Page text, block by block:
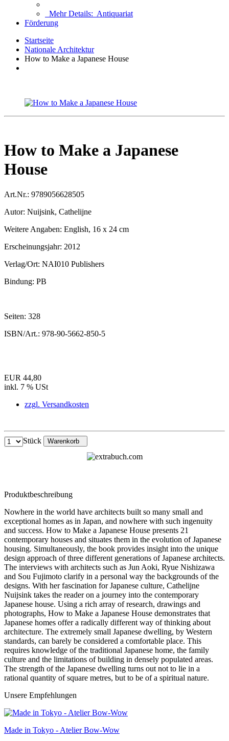
Mehr Details: Antiquariat
Förderung
Startseite
Nationale Architektur
How to Make a Japanese House
How to Make a Japanese
House
Art.Nr.: 9789056628505
Autor: Nuijsink, Cathelijne
Weitere Angaben: English, 16 x 24 cm
Erscheinungsjahr: 2012
Verlag/Ort: NAI010 Publishers
Bindung: PB
Seiten: 328
ISBN/Art.: 978-90-5662-850-5
EUR 44,80
inkl. 7 % USt
zzgl. Versandkosten
Stück Warenkorb
Produktbeschreibung
Nowhere in the world have architects built so many small and
exceptional homes as in Japan, and nowhere with such ingenuity
and success. How to Make a Japanese House presents 21
contemporary houses and situates them in the evolution of Japanese
housing. Simultaneously, the book provides insight into the unique
design approach of three different generations of Japanese architects.
The interviews with architects such as Jun Aoki, Ryue Nishizawa
and Sou Fujimoto clarify in a personal way the backgrounds of the
designs. With her fascination for Japanese culture, Cathelijne
Nuijsink takes the reader on a journey into the contemporary
Japanese house. Using a rich array of research, drawings and
photographs, How to Make a Japanese House demonstrates that
Japanese homes offer a radically different way of thinking about
architecture. The extremely small Japanese dwelling, by Western
standards, can barely be considered a comfortable place. This
requires knowledge of the traditional Japanese home, the family
culture and the limitations of building in densely populated areas.
The strength of the Japanese dwelling turns out not to lie in a
rational quantity of square metres, but to be of a spiritual nature.
Unsere Empfehlungen
Made in Tokyo - Atelier Bow-Wow